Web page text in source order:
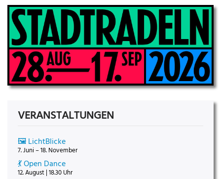
VERANSTALTUNGEN
🖼️ LichtBlicke
7. Juni – 18. November
💃 Open Dance
12. August | 18.30 Uhr